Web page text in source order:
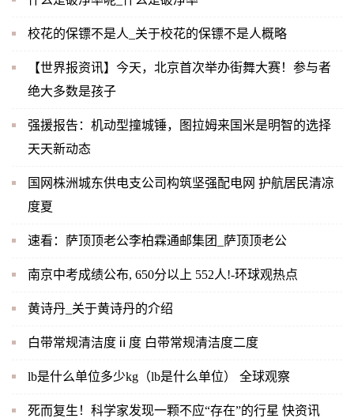
校花的保镖不是人_关于校花的保镖不是人概略
【世界报资讯】今天，北京首次举办街舞大赛！参与者
绝大多数是孩子
强援报告：机动型撞城锤，图拉姆来国米是明智的选择
天天新动态
国网株洲城东供电支公司构筑坚强配电网 护航居民清凉
度夏
速看：萨顶顶老公李柏霖通邮集团_萨顶顶老公
南京中考成绩公布, 650分以上 552人!-环球观热点
黄诗丹_关于黄诗丹的介绍
白带常规清洁度ⅱ度 白带常规清洁度二度
lb是什么单位多少kg（lb是什么单位） 全球观察
死而复生！科学家发现一颗不应“存在”的行星 快资讯